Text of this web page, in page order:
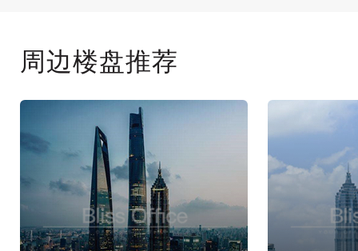
周边楼盘推荐